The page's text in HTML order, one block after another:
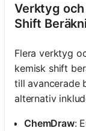
Verktyg
Shift
Flera verktyg
kemisk shift
till avancerade
alternativ
ChemDraw: